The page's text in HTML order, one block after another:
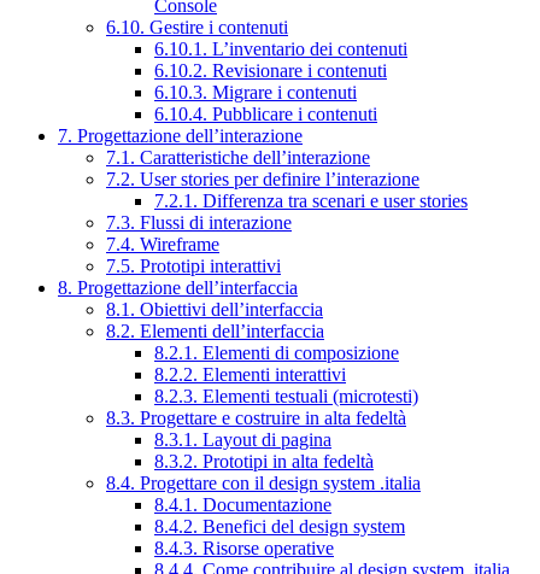
Console
6.10. Gestire i contenuti
6.10.1. L’inventario dei contenuti
6.10.2. Revisionare i contenuti
6.10.3. Migrare i contenuti
6.10.4. Pubblicare i contenuti
7. Progettazione dell’interazione
7.1. Caratteristiche dell’interazione
7.2. User stories per definire l’interazione
7.2.1. Differenza tra scenari e user stories
7.3. Flussi di interazione
7.4. Wireframe
7.5. Prototipi interattivi
8. Progettazione dell’interfaccia
8.1. Obiettivi dell’interfaccia
8.2. Elementi dell’interfaccia
8.2.1. Elementi di composizione
8.2.2. Elementi interattivi
8.2.3. Elementi testuali (microtesti)
8.3. Progettare e costruire in alta fedeltà
8.3.1. Layout di pagina
8.3.2. Prototipi in alta fedeltà
8.4. Progettare con il design system .italia
8.4.1. Documentazione
8.4.2. Benefici del design system
8.4.3. Risorse operative
8.4.4. Come contribuire al design system .italia